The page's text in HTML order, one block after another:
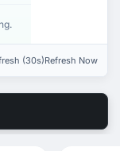
(30s)Refresh Now